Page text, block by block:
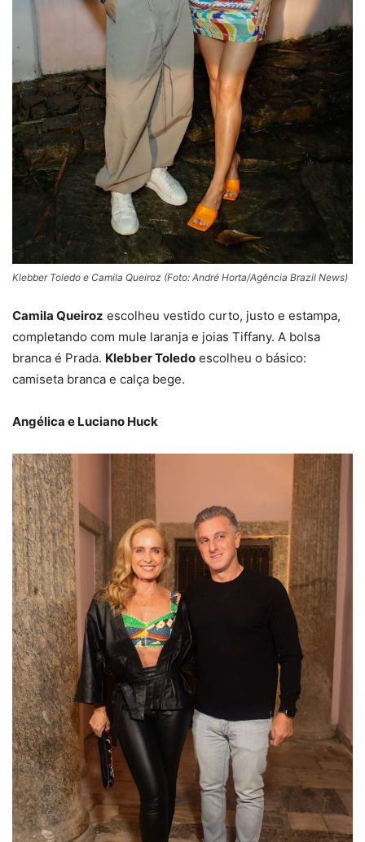
Klebber Toledo e Camila Queiroz (Foto: André Horta/Agência Brazil News)
Camila Queiroz escolheu vestido curto, justo e estampa,
completando com mule laranja e joias Tiffany. A bolsa
branca é Prada. Klebber Toledo escolheu o básico:
camiseta branca e calça bege.
Angélica e Luciano Huck